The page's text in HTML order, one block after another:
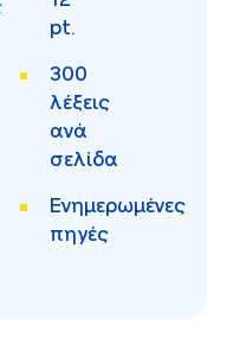
pt.
300
λέξεις
ανά
σελίδα
Ενημερωμένες
πηγές